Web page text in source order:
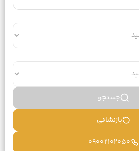
جستجو
بازنشانی
09002102050